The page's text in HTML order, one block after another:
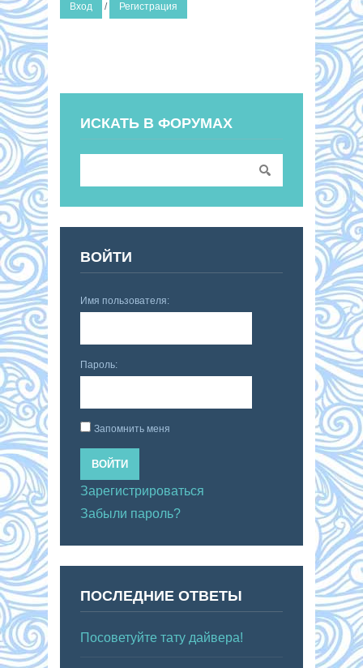
Вход / Регистрация
ИСКАТЬ В ФОРУМАХ
ВОЙТИ
Имя пользователя:
Пароль:
Запомнить меня
ВОЙТИ
Зарегистрироваться
Забыли пароль?
ПОСЛЕДНИЕ ОТВЕТЫ
Посоветуйте тату дайвера!